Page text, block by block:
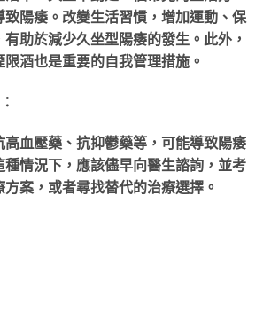
致陽痿。改變生活習慣，增加運動、保
助於減少久坐型陽痿的發生。此外，
酒也是重要的自我管理措施。
高血壓藥、抗抑鬱藥等，可能導致陽痿
種情況下，應該儘早向醫生諮詢，並考
案，或者尋找替代的治療選擇。